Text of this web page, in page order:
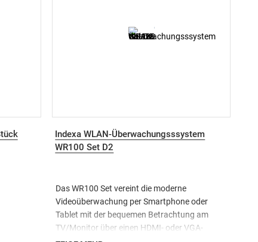
Indexa WLAN-Überwachungsssystem
WR100 Set D2
Das WR100 Set vereint die moderne
Videoüberwachung per Smartphone oder
Tablet mit der bequemen Betrachtung am
TV/Monitor über einen HDMI- oder VGA-